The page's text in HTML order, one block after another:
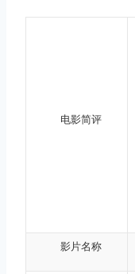
电影简评
影片名称